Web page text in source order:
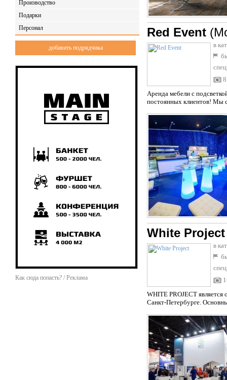
Производство
Подарки
Персонал
добавить подрядчика
Как сюда попасть? / Реклама
Red Event
в
8
Аренда мебели с
постоянных клиентов! Мы
White Project
в
WHITE PROJECT
Санкт-Петербурге.